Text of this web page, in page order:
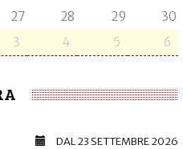
27 28 29
30
3 4 5 6
DAL23 SETTEMBRE 2026